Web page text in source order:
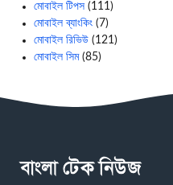
মোবাইল টিপস (111)
মোবাইল ব্যাংকিং (7)
মোবাইল রিভিউ (121)
মোবাইল সিম(85)